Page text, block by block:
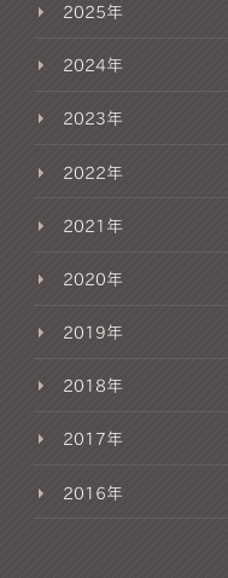
2025年
2024年
2023年
2022年
2021年
2020年
2019年
2018年
2017年
2016年